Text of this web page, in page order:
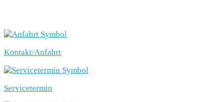
Kontakt/Anfahrt
Servicetermin